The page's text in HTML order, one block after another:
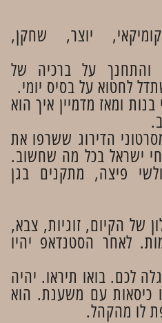
יוצר, שחקן,
והתחנך על ברכיה של
לחטוא על בסיס יומי.
ומאז מדמיין איך הוא
הדירוג ששרפו את
ישראל בכל מה שחשוב.
פיצה, מתקנים בגן
של הקיום, זוגיות, צבא,
לאחר הסטנדאפ יהיו
לכם. בואו תיראו. יהיה
כיסאות עם משענת. הוא
לו מהקהל.